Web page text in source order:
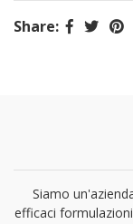
Share:
Siamo
efficaci